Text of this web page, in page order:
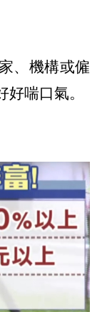
、機構或僱
喘口氣。